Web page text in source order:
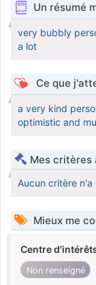
Un résumé
very bubbly
a lot
Ce que
a very kind
optimistic and
Mes critères
Aucun critère n'a
Mieux me
Centre
Non renseigné